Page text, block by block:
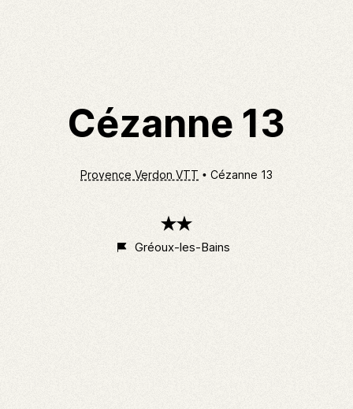
Cézanne 13
Provence Verdon VTT Cézanne 13
étoiles
Gréoux-les-Bains